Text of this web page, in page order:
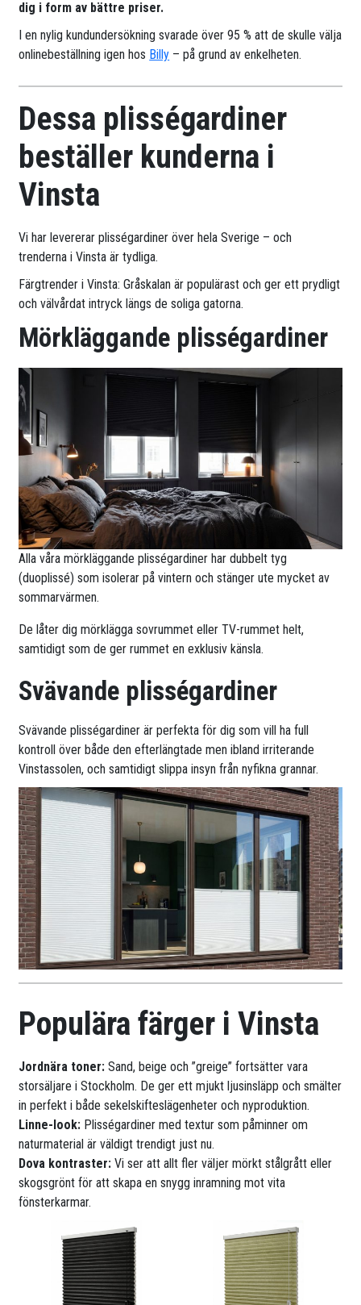
dig i form av bättre priser.
I en nylig kundundersökning svarade över 95 % att de skulle välja
onlinebeställning igen hos Billy – på grund av enkelheten.
Dessa plisségardiner
beställer kunderna i
Vinsta
Vi har levererar plisségardiner över hela Sverige – och
trenderna i Vinsta är tydliga.
Färgtrender i Vinsta: Gråskalan är populärast och ger ett prydligt
och välvårdat intryck längs de soliga gatorna.
Mörkläggande plisségardiner
Alla våra mörkläggande plisségardiner har dubbelt tyg
(duoplissé) som isolerar på vintern och stänger ute mycket av
sommarvärmen.
De låter dig mörklägga sovrummet eller TV-rummet helt,
samtidigt som de ger rummet en exklusiv känsla.
Svävande plisségardiner
Svävande plisségardiner är perfekta för dig som vill ha full
kontroll över både den efterlängtade men ibland irriterande
Vinstassolen, och samtidigt slippa insyn från nyfikna grannar.
Populära färger i Vinsta
Jordnära toner: Sand, beige och ”greige” fortsätter vara
storsäljare i Stockholm. De ger ett mjukt ljusinsläpp och smälter
in perfekt i både sekelskifteslägenheter och nyproduktion.
Linne-look: Plisségardiner med textur som påminner om
naturmaterial är väldigt trendigt just nu.
Dova kontraster: Vi ser att allt fler väljer mörkt stålgrått eller
skogsgrönt för att skapa en snygg inramning mot vita
fönsterkarmar.